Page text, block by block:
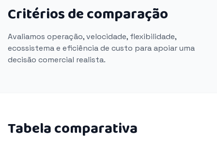
Critérios de comparação
Avaliamos operação, velocidade, flexibilidade,
ecossistema e eficiência de custo para apoiar uma
decisão comercial realista.
Tabela comparativa